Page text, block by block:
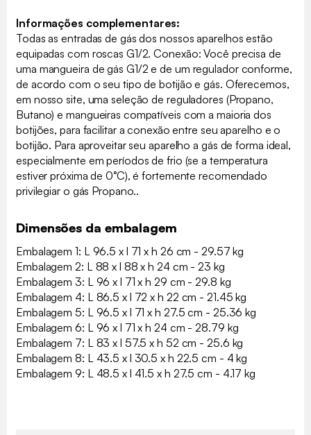
Informações complementares:
Todas as entradas de gás dos nossos aparelhos estão
equipadas com roscas G1/2. Conexão: Você precisa de
uma mangueira de gás G1/2 e de um regulador conforme,
de acordo com o seu tipo de botijão e gás. Oferecemos,
em nosso site, uma seleção de reguladores (Propano,
Butano) e mangueiras compatíveis com a maioria dos
botijões, para facilitar a conexão entre seu aparelho e o
botijão. Para aproveitar seu aparelho a gás de forma ideal,
especialmente em períodos de frio (se a temperatura
estiver próxima de 0°C), é fortemente recomendado
privilegiar o gás Propano..
Dimensões da embalagem
Embalagem 1: L 96.5 x l 71 x h 26 cm - 29.57 kg
Embalagem 2: L 88 x l 88 x h 24 cm - 23 kg
Embalagem 3: L 96 x l 71 x h 29 cm - 29.8 kg
Embalagem 4: L 86.5 x l 72 x h 22 cm - 21.45 kg
Embalagem 5: L 96.5 x l 71 x h 27.5 cm - 25.36 kg
Embalagem 6: L 96 x l 71 x h 24 cm - 28.79 kg
Embalagem 7: L 83 x l 57.5 x h 52 cm - 25.6 kg
Embalagem 8: L 43.5 x l 30.5 x h 22.5 cm - 4 kg
Embalagem 9: L 48.5 x l 41.5 x h 27.5 cm - 4.17 kg